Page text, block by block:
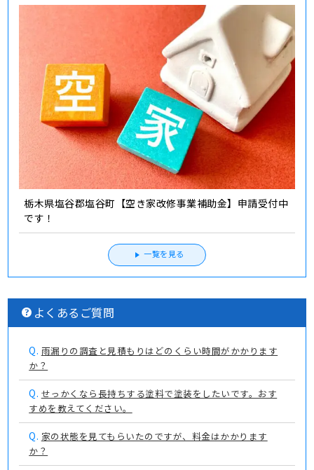
栃木県塩谷郡塩谷町【空き家改修事業補助金】申請受付中
です！
一覧を見る
よくあるご質問
Q. 雨漏りの調査と見積もりはどのくらい時間がかかります
か？
Q. せっかくなら長持ちする塗料で塗装をしたいです。おす
すめを教えてください。
Q. 家の状態を見てもらいたのですが、料金はかかります
か？